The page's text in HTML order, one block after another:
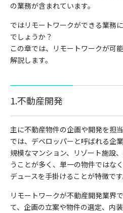
の業務が含まれています。
ではリモートワークができる業務
でしょうか？
この章では、リモートワークが可
解説します。
1.不動産開発
主に不動産物件の企画や開発を担
では、デベロッパーと呼ばれる企
規模なマンション、リゾート施設
うことが多く、単一の物件ではな
デュースを手掛けることが特徴です
リモートワークが不動産開発業界
て、企画の立案や物件の選定、内